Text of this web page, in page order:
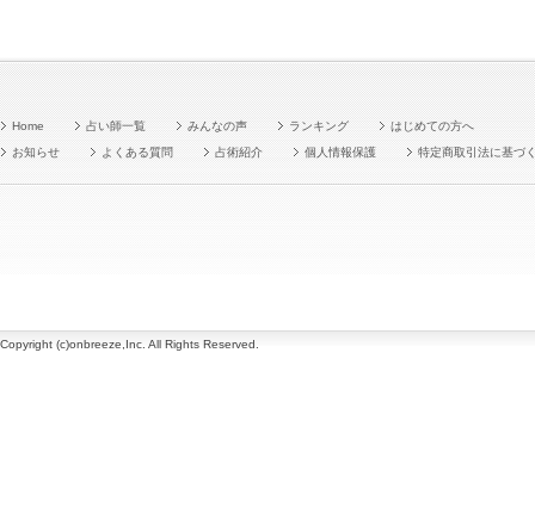
Home 占い師一覧 みんなの声 ランキング
はじめての方へ
お知らせ
よくある質問 占術紹介 個人情報保護 特定商取引法に基づ
Copyright (c)onbreeze,Inc. All Rights Reserved.